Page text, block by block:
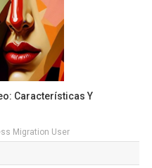
Características Y
Migration User